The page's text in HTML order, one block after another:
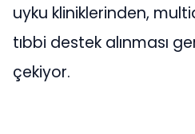
uyku kliniklerinden,
tıbbi destek alınması
çekiyor.